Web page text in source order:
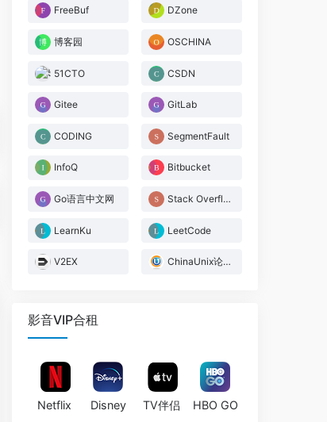
FreeBuf DZone
博客园 OSCHINA
51CTO CSDN
Gitee GitLab
CODING SegmentFault
InfoQ Bitbucket
Go语言中文网 Stack Overflow
LearnKu LeetCode
V2EX ChinaUnix论坛
影音VIP合租
Netflix Disney TV伴侣 HBO GO